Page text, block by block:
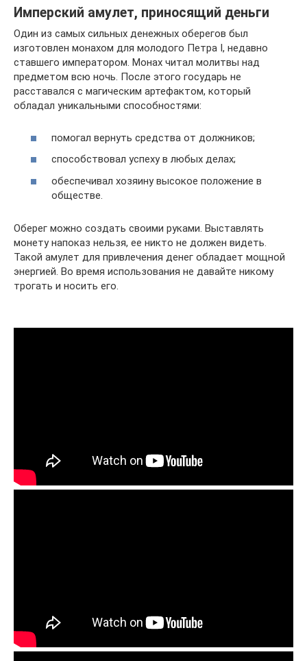
Имперский амулет, приносящий деньги
Один из самых сильных денежных оберегов был
изготовлен монахом для молодого Петра I, недавно
ставшего императором. Монах читал молитвы над
предметом всю ночь. После этого государь не
расставался с магическим артефактом, который
обладал уникальными способностями:
помогал вернуть средства от должников;
способствовал успеху в любых делах;
обеспечивал хозяину высокое положение в
обществе.
Оберег можно создать своими руками. Выставлять
монету напоказ нельзя, ее никто не должен видеть.
Такой амулет для привлечения денег обладает мощной
энергией. Во время использования не давайте никому
трогать и носить его.